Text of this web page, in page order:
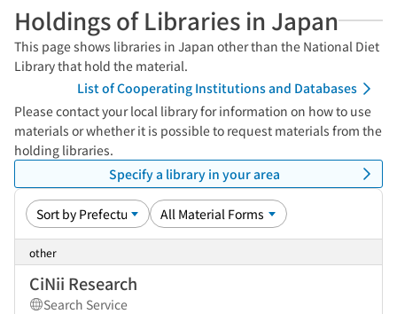
Holdings of Libraries in Japan
This page shows libraries in Japan other than the National Diet
Library that hold the material.
List of Cooperating Institutions and Databases
Please contact your local library for information on how to use
materials or whether it is possible to request materials from the
holding libraries.
Specify a library in your area
other
CiNii Research
Search Service